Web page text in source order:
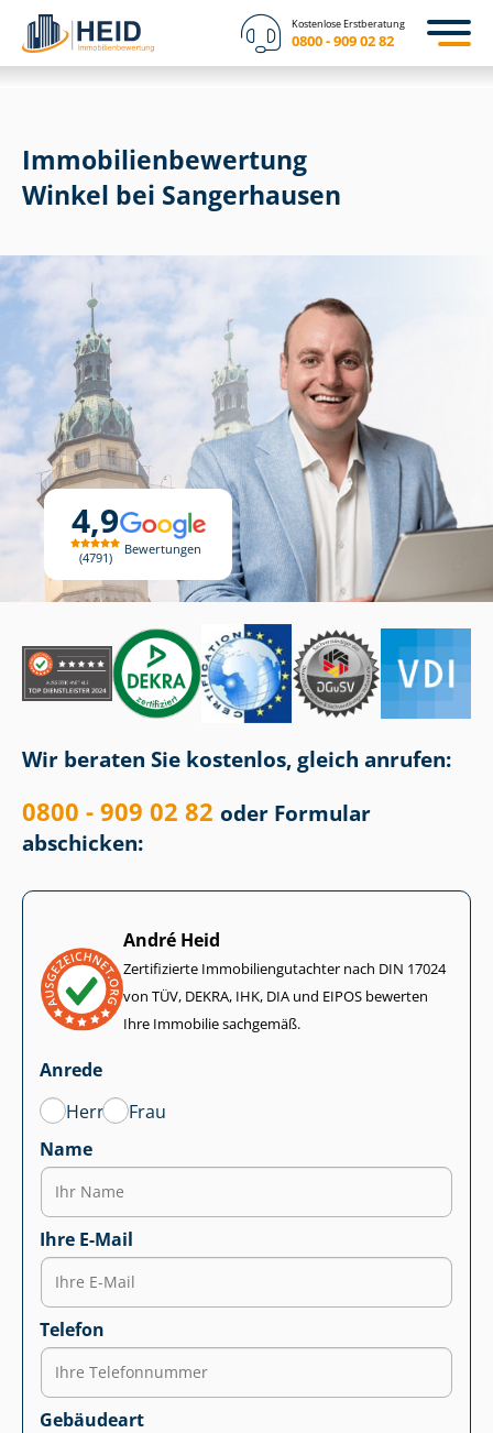
Kostenlose Erstberatung
0800 - 909 02 82
4,9
4791
Bewertungen
Immobilien­bewertung
Winkel bei Sangerhausen
Wir beraten Sie kostenlos, gleich anrufen:
0800 - 909 02 82 oder Formular
abschicken:
André Heid
Zertifizierte Im­mo­bi­li­en­gut­ach­ter nach DIN 17024
von TÜV, DEKRA, IHK, DIA und EIPOS bewerten
Ihre Immobilie sachgemäß.
Anrede
Herr
Frau
Name
Ihre E-Mail
Telefon
Gebäudeart